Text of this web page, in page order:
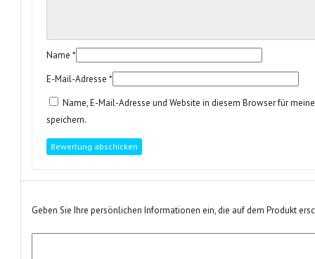
Name *
E-Mail-Adresse *
Name, E-Mail-Adresse und Website in diesem Browser für
speichern.
Geben Sie Ihre persönlichen Informationen ein, die auf dem Produkt